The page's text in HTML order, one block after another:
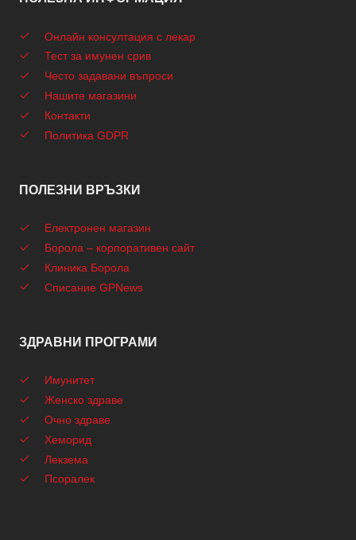
Онлайн консултация с лекар
Тест за имунен срив
Често задавани въпроси
Нашите магазини
Контакти
Политика GDPR
ПОЛЕЗНИ ВРЪЗКИ
Електронен магазин
Борола – корпоративен сайт
Клиника Борола
Списание GPNews
ЗДРАВНИ ПРОГРАМИ
Имунитет
Женско здраве
Очно здраве
Хеморид
Лекзема
Псоралек